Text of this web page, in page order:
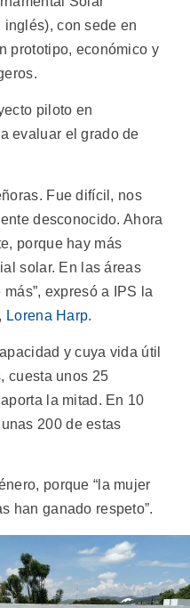
con sede en
prototipo, económico y
piloto en
evaluar el grado de
Fue difícil, nos
desconocido. Ahora
porque hay más
solar. En las áreas
expresó a IPS la
Lorena Harp.
y cuya vida útil
cuesta unos 25
la mitad. En 10
200 de estas
porque “la mujer
han ganado respeto”.